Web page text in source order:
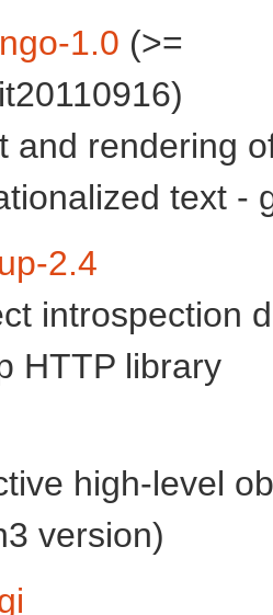
1.0 (>=
and rendering
text -
2.4
introspection
HTTP library
high-level
version)